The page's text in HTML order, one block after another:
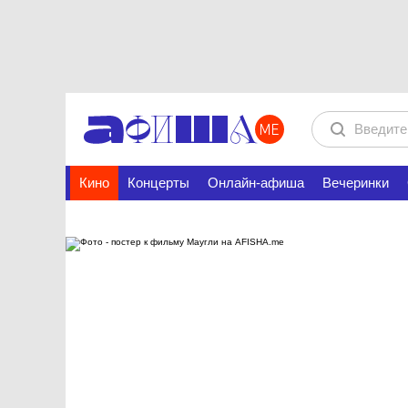
Кино Концерты Онлайн-афиша Вечеринки